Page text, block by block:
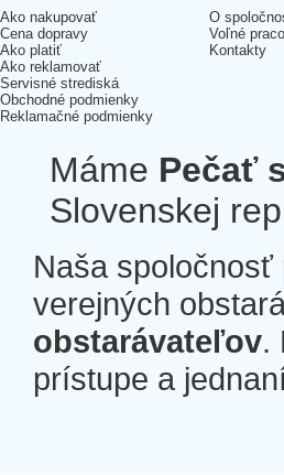
Ako nakupovať
Cena dopravy
Ako platiť
Ako reklamovať
Servisné strediská
Obchodné podmienky
Reklamačné podmienky
O
Voľné
Kontakty
Máme Pečať
Slovenskej
Naša
verejných
obstarávateľov.
prístupe a